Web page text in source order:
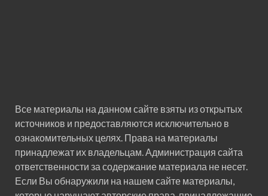
Все материалы на данном сайте взяты из открытых
источников и предоставляются исключительно в
ознакомительных целях. Права на материалы
принадлежат их владельцам. Администрация сайта
ответственности за содержание материала не несет.
Если Вы обнаружили на нашем сайте материалы,